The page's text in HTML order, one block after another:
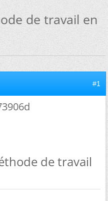
de travail en
#1
de travail